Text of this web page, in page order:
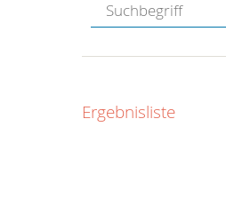
Ergebnisliste